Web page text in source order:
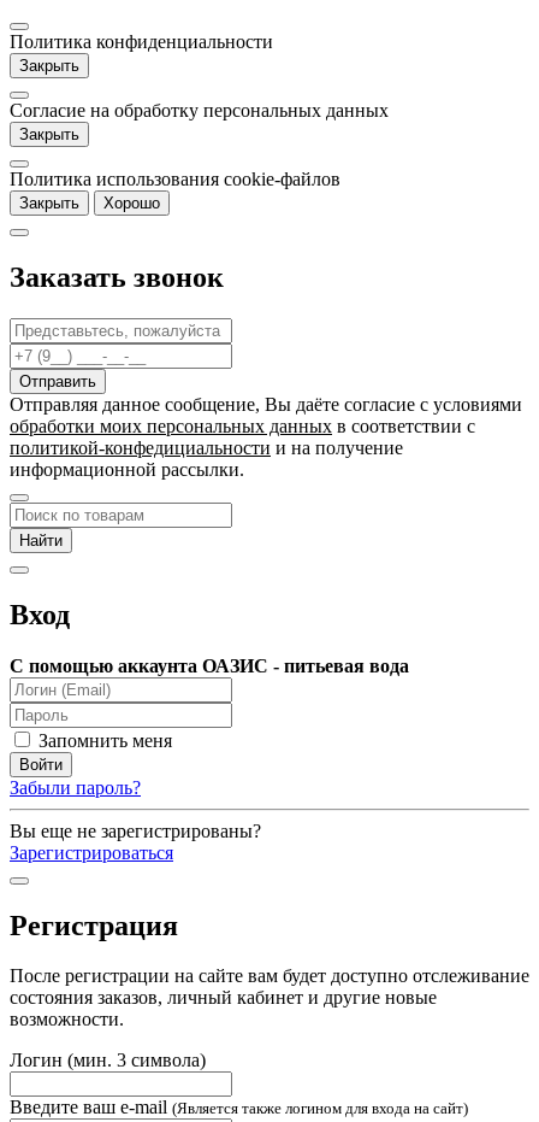
Политика конфиденциальности
Закрыть
Согласие на обработку персональных данных
Закрыть
Политика использования cookie-файлов
Закрыть Хорошо
Заказать звонок
Отправляя данное сообщение, Вы даёте согласие c условиями
обработки моих персональных данных в соответствии с
политикой-конфедициальности и на получение
информационной рассылки.
Вход
С помощью аккаунта ОАЗИС - питьевая вода
Запомнить меня
Забыли пароль?
Вы еще не зарегистрированы?
Зарегистрироваться
Регистрация
После регистрации на сайте вам будет доступно отслеживание
состояния заказов, личный кабинет и другие новые
возможности.
Логин (мин. 3 символа)
Введите ваш e-mail (Является также логином для входа на сайт)